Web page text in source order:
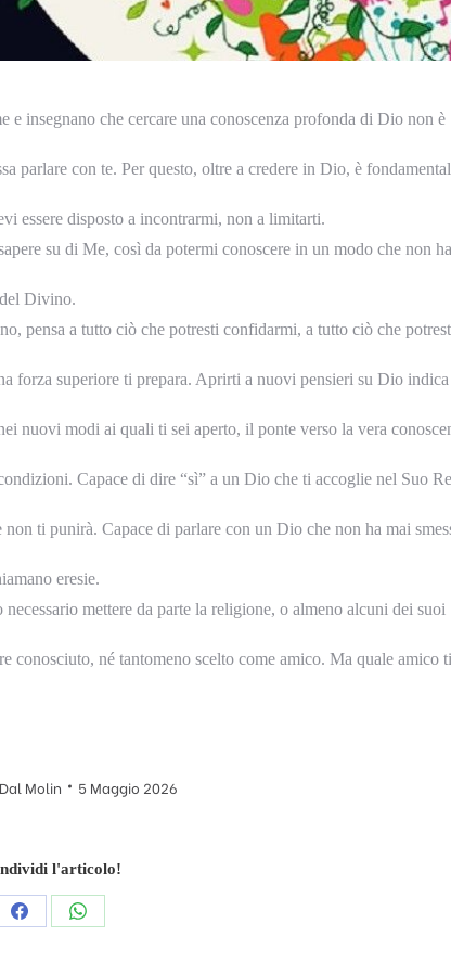
insegnano che cercare una conoscenza profonda di Dio non è
parlare con te. Per questo, oltre a credere in Dio, è
essere disposto a incontrarmi, non a limitarti.
su di Me, così da potermi conoscere in un modo che non
Divino.
pensa a tutto ciò che potresti confidarmi, a tutto ciò che
forza superiore ti prepara. Aprirti a nuovi pensieri su Dio
nuovi modi ai quali ti sei aperto, il ponte verso la vera
Capace di dire “sì” a un Dio che ti accoglie nel Suo
ti punirà. Capace di parlare con un Dio che non ha mai
eresie.
mettere da parte la religione, o almeno alcuni dei suoi
conosciuto, né tantomeno scelto come amico. Ma quale amico ti
Molin 5 Maggio 2026
l'articolo!
CondividiCondividi